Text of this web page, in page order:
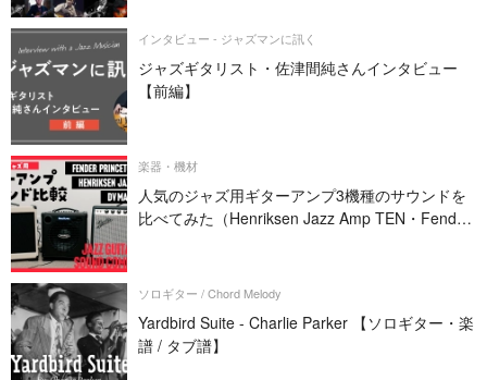
インタビュー - ジャズマンに訊く
ジャズギタリスト・佐津間純さんインタビュー
【前編】
楽器・機材
人気のジャズ用ギターアンプ3機種のサウンドを
比べてみた（Henriksen Jazz Amp TEN・Fender
ソロギター / Chord Melody
Yardbird Suite - Charlie Parker 【ソロギター・楽
譜 / タブ譜】